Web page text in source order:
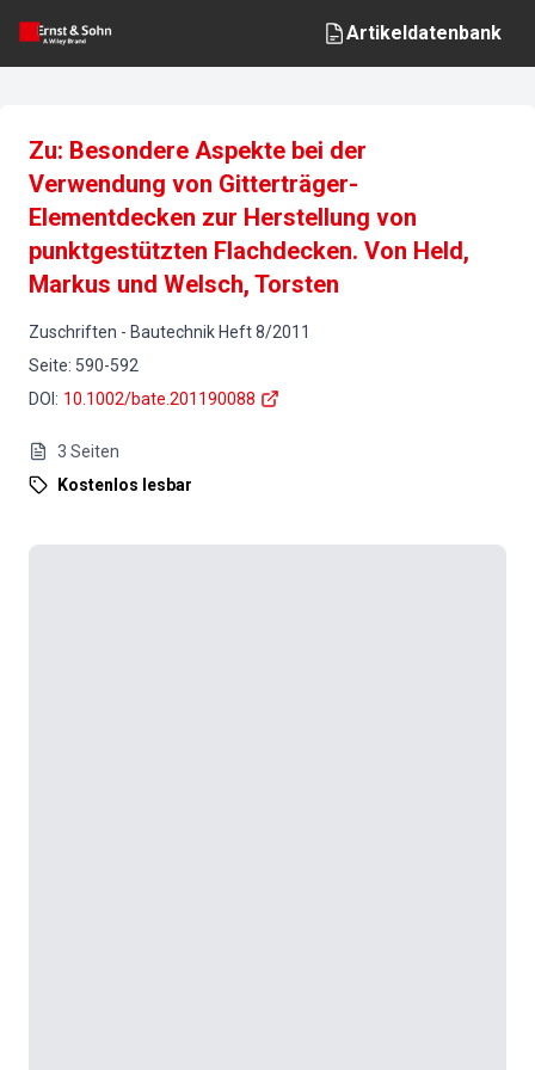
Artikeldatenbank
Zu: Besondere Aspekte bei der
Verwendung von Gitterträger-
Elementdecken zur Herstellung von
punktgestützten Flachdecken. Von Held,
Markus und Welsch, Torsten
Zuschriften - Bautechnik Heft8/2011
Seite: 590-592
DOI : 10.1002/bate.201190088
3 Seiten
Kostenlos lesbar